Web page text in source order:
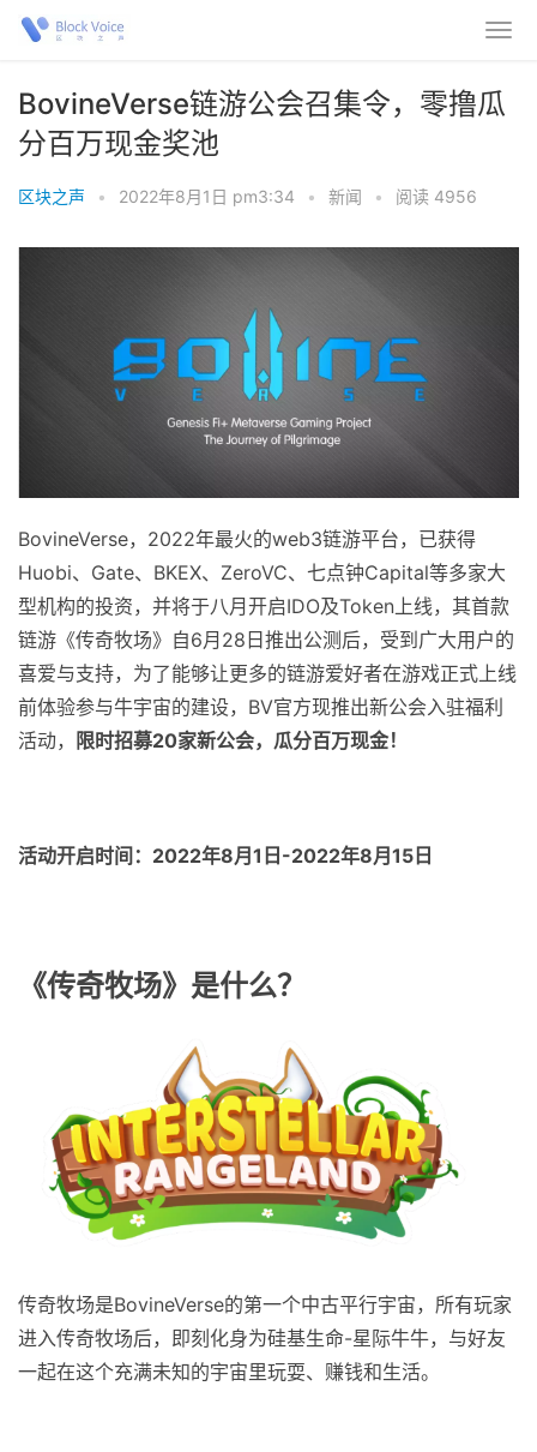
BovineVerse链游公会召集令，零撸瓜
分百万现金奖池
区块之声 • 2022年8月1日 pm3:34 • 新闻 • 阅读 4956
BovineVerse，2022年最火的web3链游平台，已获得
Huobi、Gate、BKEX、ZeroVC、七点钟Capital等多家大
型机构的投资，并将于八月开启IDO及Token上线，其首款
链游《传奇牧场》自6月28日推出公测后，受到广大用户的
喜爱与支持，为了能够让更多的链游爱好者在游戏正式上线
前体验参与牛宇宙的建设，BV官方现推出新公会入驻福利
活动，
限时招募20家新公会，瓜分百万现金！
活动开启时间：2022年8月1日-2022年8月15日
《传奇牧场》是什么？
传奇牧场是BovineVerse的第一个中古平行宇宙，所有玩家
进入传奇牧场后，即刻化身为硅基生命-星际牛牛，与好友
一起在这个充满未知的宇宙里玩耍、赚钱和生活。